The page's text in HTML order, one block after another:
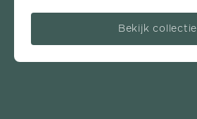
Bekijk collectie